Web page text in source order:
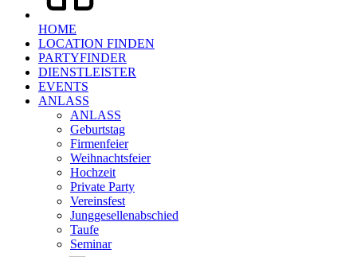
HOME
LOCATION FINDEN
PARTYFINDER
DIENSTLEISTER
EVENTS
ANLASS
ANLASS
Geburtstag
Firmenfeier
Weihnachtsfeier
Hochzeit
Private Party
Vereinsfest
Junggesellenabschied
Taufe
Seminar